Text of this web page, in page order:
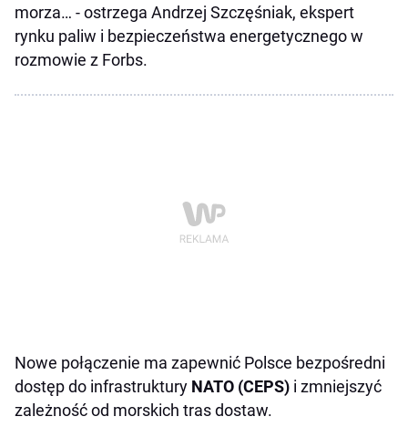
morza… - ostrzega Andrzej Szczęśniak, ekspert
rynku paliw i bezpieczeństwa energetycznego w
rozmowie z Forbs.
Nowe połączenie ma zapewnić Polsce bezpośredni
dostęp do infrastruktury NATO (CEPS) i zmniejszyć
zależność od morskich tras dostaw.